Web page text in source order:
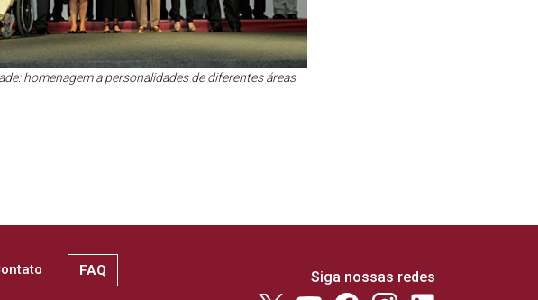
homenagem a personalidades de diferentes áreas
FAQ Siga nossas redes